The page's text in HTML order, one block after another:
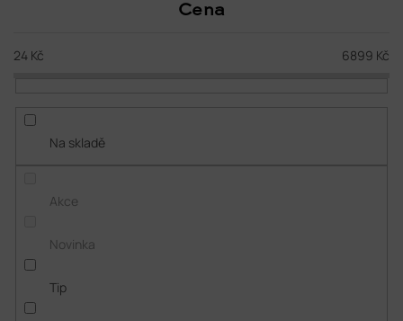
í
Cena
24 Kč 6899 Kč
Na skladě
Akce
Novinka
Tip